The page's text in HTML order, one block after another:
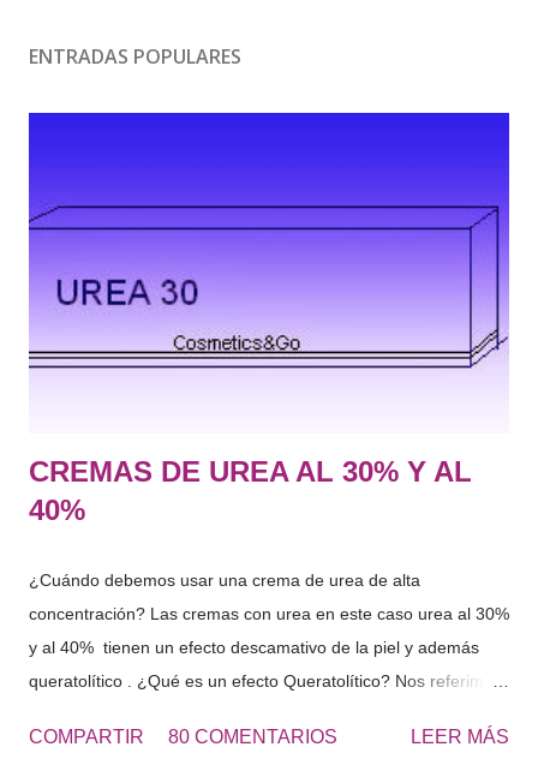
ENTRADAS POPULARES
CREMAS DE UREA AL 30% Y AL
40%
¿Cuándo debemos usar una crema de urea de alta
concentración? Las cremas con urea en este caso urea al 30%
y al 40% tienen un efecto descamativo de la piel y además
queratolítico . ¿Qué es un efecto Queratolítico? Nos referimos
forma eliminamos las células muertas o la piel seca que se
COMPARTIR 80 COMENTARIOS LEER MÁS